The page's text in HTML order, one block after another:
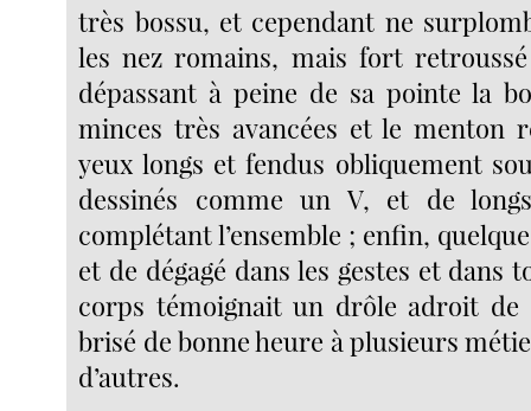
très bossu, et cependant ne
les nez romains, mais fort
dépassant à peine de sa pointe la
minces très avancées et le menton
yeux longs et fendus obliquement
dessinés comme un V, et de
complétant l’ensemble ; enfin,
et de dégagé dans les gestes et dans
corps témoignait un drôle adroit de
brisé de bonne heure à plusieurs
d’autres.